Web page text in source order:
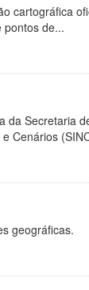
cartográfica
pontos de...
Secretaria
Cenários
geográficas.